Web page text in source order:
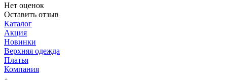
Нет оценок
Оставить отзыв
Каталог
Акция
Новинки
Верхняя одежда
Платья
Компания